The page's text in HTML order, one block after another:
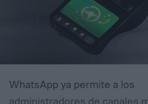
pulido lo suficiente como
usuarios experimentados
confundirla con la realidad.
WhatsApp ya permite a los
administradores de canales